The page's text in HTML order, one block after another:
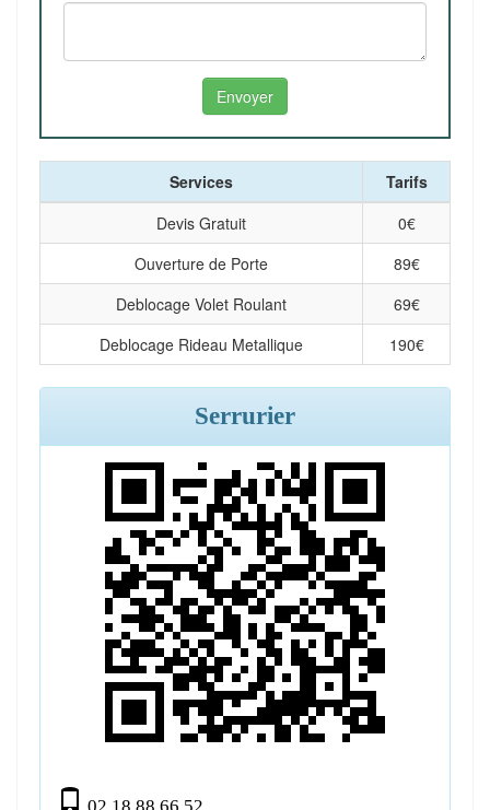
Services
Tarifs
Devis Gratuit
0€
Ouverture de Porte
89€
Deblocage Volet Roulant
69€
Deblocage Rideau Metallique
190€
Serrurier